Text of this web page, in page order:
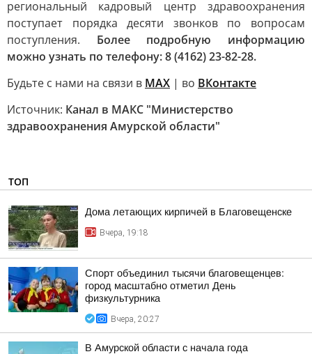
региональный кадровый центр здравоохранения
поступает порядка десяти звонков по вопросам
поступления. Более подробную информацию
можно узнать по телефону: 8 (4162) 23-82-28.
Будьте с нами на связи в МАХ | во ВКонтакте
Источник: Канал в МАКС "Министерство
здравоохранения Амурской области"
ТОП
Дома летающих кирпичей в Благовещенске
Вчера, 19:18
Спорт объединил тысячи благовещенцев:
город масштабно отметил День
физкультурника
Вчера, 20:27
В Амурской области с начала года